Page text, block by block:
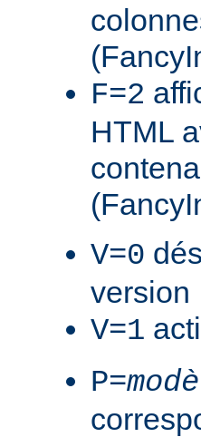
F=2
HTML
V=0
version
V=1
P=